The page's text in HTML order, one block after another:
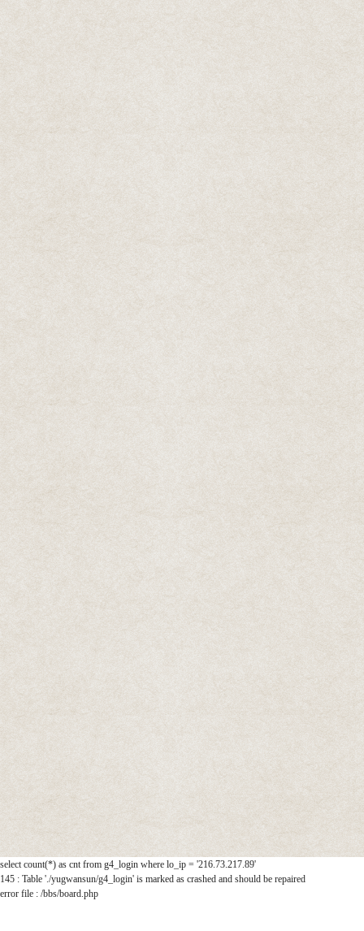
select count(*) as cnt from g4_login where lo_ip = '216.73.217.89'
145 : Table './yugwansun/g4_login' is marked as crashed and should be repaired
error file : /bbs/board.php